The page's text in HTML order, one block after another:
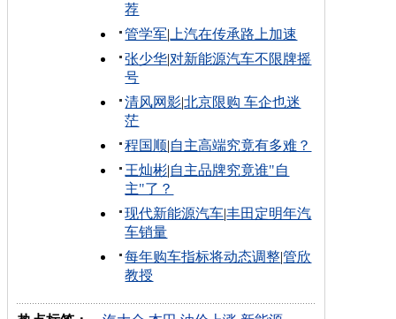
荐
管学军| 上汽在传承路上加速
张少华|对新能源汽车不限牌摇
号
清风网影|北京限购 车企也迷
茫
程国顺|自主高端究竟有多难？
王灿彬|自主品牌究竟谁"自
主"了？
现代新能源汽车|丰田定明年汽
车销量
每年购车指标将动态调整|管欣
教授